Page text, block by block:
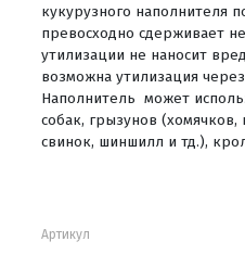
кукурузного наполнителя
превосходно сдерживает
утилизации не наносит
возможна утилизация через
Наполнитель может
собак, грызунов
свинок, шиншилл и тд.),
Артикул